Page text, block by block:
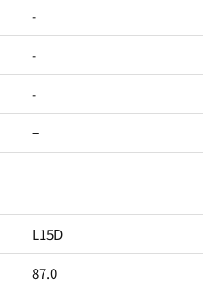
-
-
-
−
L15D
87.0